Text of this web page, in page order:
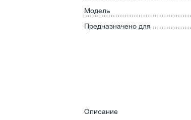
Модель
Предназначено для
Описание